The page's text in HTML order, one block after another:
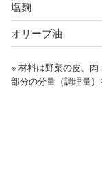
塩麹
オリーブ油
※ 材料は野菜の皮、
部分の分量（調理量）